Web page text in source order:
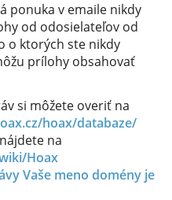
ponuka v emaile nikdy
od odosielateľov od
o ktorých ste nikdy
prílohy obsahovať
si môžete overiť na
hoax/databaze/
na
Hoax
Vaše meno domény je